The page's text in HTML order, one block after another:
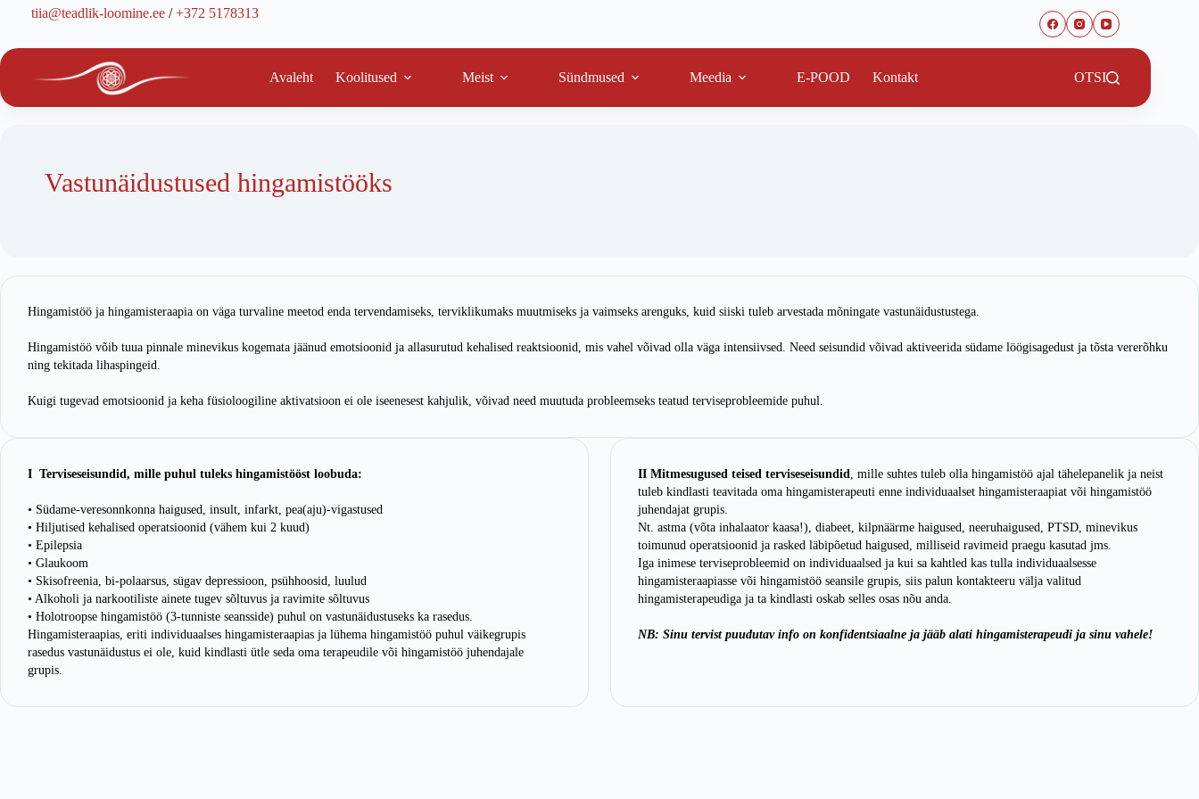
tiia@teadlik-loomine.ee /+372 5178313
Avaleht Koolitused Meist Sündmused Meedia E-POOD Kontakt OTSI
Vastunäidustused hingamistööks
Hingamistöö ja hingamisteraapia on väga turvaline meetod enda tervendamiseks, terviklikumaks muutmiseks ja vaimseks arenguks, kuid siiski tuleb arvestada mõningate vastunäidustustega.
Hingamistöö võib tuua pinnale minevikus kogemata jäänud emotsioonid ja allasurutud kehalised reaktsioonid, mis vahel võivad olla väga intensiivsed. Need seisundid võivad aktiveerida südame löögisagedust ja tõsta vererõhku
ning tekitada lihaspingeid.
Kuigi tugevad emotsioonid ja keha füsioloogiline aktivatsioon ei ole iseenesest kahjulik, võivad need muutuda probleemseks teatud terviseprobleemide puhul.
I Terviseseisundid, mille puhul tuleks hingamistööst loobuda:
• Südame-veresonnkonna haigused, insult, infarkt, pea(aju)-vigastused
• Hiljutised kehalised operatsioonid (vähem kui 2 kuud)
• Epilepsia
• Glaukoom
• Skisofreenia, bi-polaarsus, sügav depressioon, psühhoosid, luulud
• Alkoholi ja narkootiliste ainete tugev sõltuvus ja ravimite sõltuvus
• Holotroopse hingamistöö (3-tunniste seansside) puhul on vastunäidustuseks ka rasedus.
Hingamisteraapias, eriti individuaalses hingamisteraapias ja lühema hingamistöö puhul väikegrupis
rasedus vastunäidustus ei ole, kuid kindlasti ütle seda oma terapeudile või hingamistöö juhendajale
grupis.
II Mitmesugused teised terviseseisundid, mille suhtes tuleb olla hingamistöö ajal tähelepanelik ja neist
tuleb kindlasti teavitada oma hingamisterapeuti enne individuaalset hingamisteraapiat või hingamistöö
juhendajat grupis.
Nt. astma (võta inhalaator kaasa!), diabeet, kilpnäärme haigused, neeruhaigused, PTSD, minevikus
toimunud operatsioonid ja rasked läbipõetud haigused, milliseid ravimeid praegu kasutad jms.
Iga inimese terviseprobleemid on individuaalsed ja kui sa kahtled kas tulla individuaalsesse
hingamisteraapiasse või hingamistöö seansile grupis, siis palun kontakteeru välja valitud
hingamisterapeudiga ja ta kindlasti oskab selles osas nõu anda.
NB: Sinu tervist puudutav info on konfidentsiaalne ja jääb alati hingamisterapeudi ja sinu vahele!